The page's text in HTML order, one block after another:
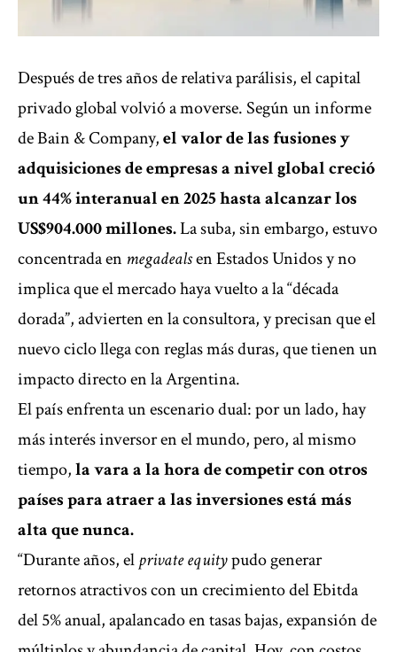
Después de tres años de relativa parálisis, el capital
privado global volvió a moverse. Según un informe
de Bain & Company,el valor de las fusiones y
adquisiciones de empresas a nivel global creció
un 44% interanual en 2025 hasta alcanzar los
US$904.000 millones.La suba, sin embargo, estuvo
concentrada en megadealsen Estados Unidos y no
implica que el mercado haya vuelto a la “década
dorada”, advierten en la consultora, y precisan que el
nuevo ciclo llega con reglas más duras, que tienen un
impacto directo en la Argentina.
El país enfrenta un escenario dual: por un lado, hay
más interés inversor en el mundo, pero, al mismo
tiempo,la vara a la hora de competir con otros
países para atraer a las inversiones está más
alta que nunca.
“Durante años, elprivate equitypudo generar
retornos atractivos con un crecimiento del Ebitda
del 5% anual, apalancado en tasas bajas, expansión de